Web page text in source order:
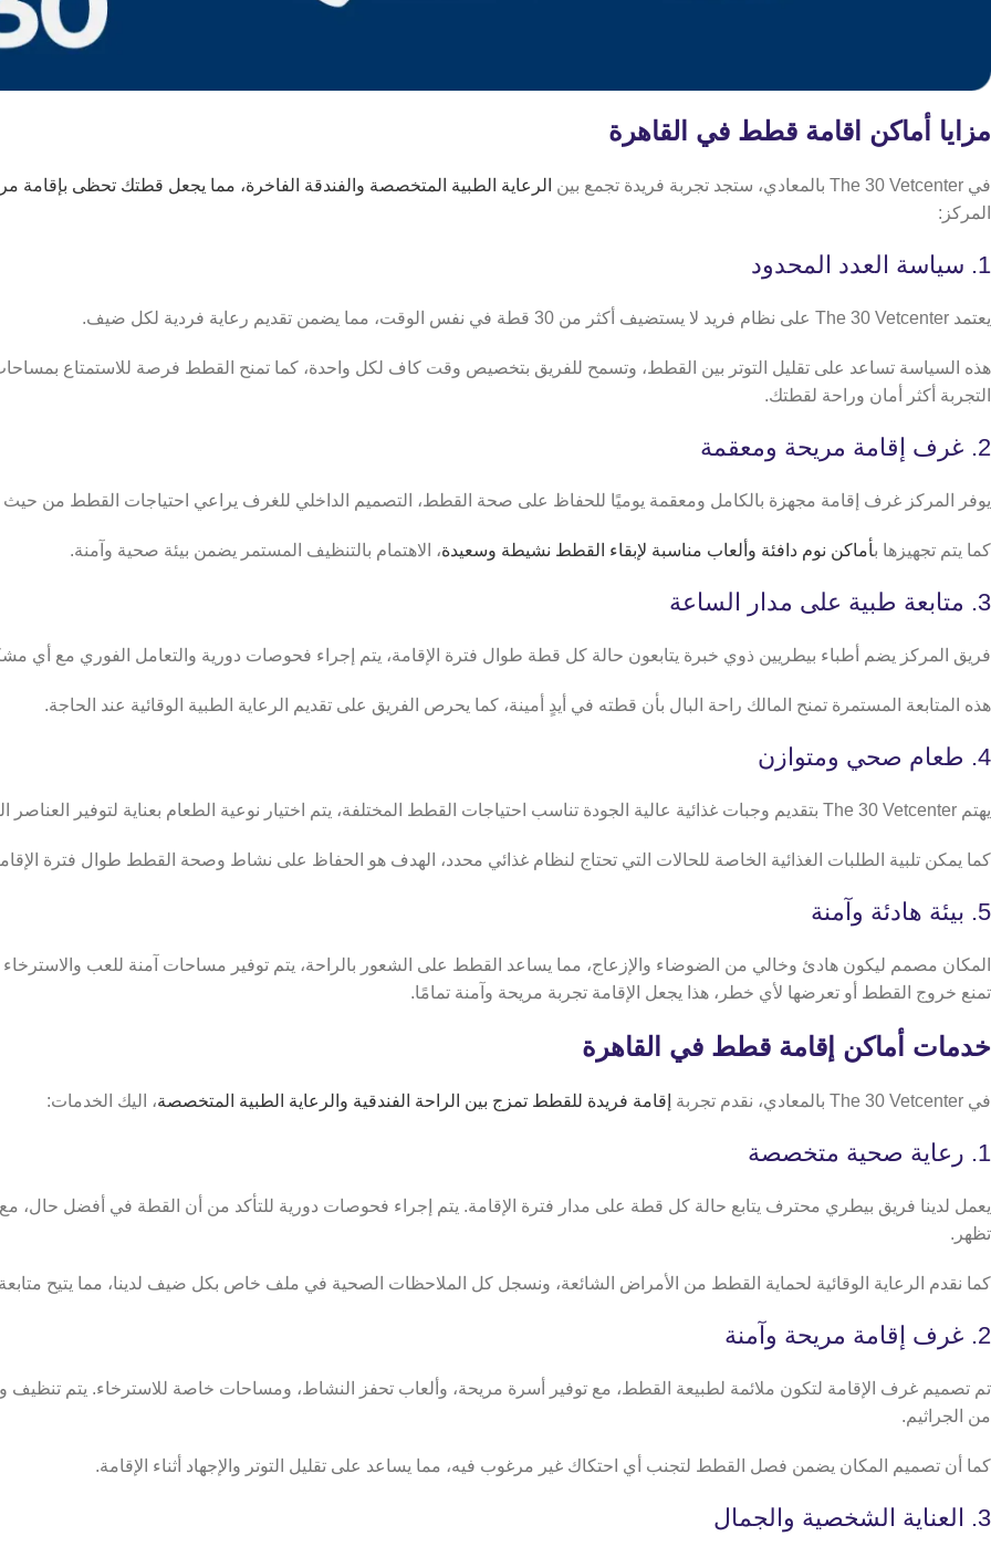
مزايا أماكن اقامة قطط في القاهرة
في The 30 Vetcenter بالمعادي، ستجد تجربة فريدة تجمع بين
الرعاية الطبية المتخصصة والفندقة الفاخرة، مما يجعل قطتك تحظى بإقامة
المركز:
1. سياسة العدد المحدود
يعتمد The 30 Vetcenter على نظام فريد لا يستضيف أكثر من 30 قطة في نفس الوقت، مما يضمن تقديم رعاية فردية لكل ضيف.
هذه السياسة تساعد على تقليل التوتر بين القطط، وتسمح للفريق بتخصيص وقت كاف لكل واحدة، كما تمنح القطط فرصة للاستمتاع بمساحات
التجربة أكثر أمان وراحة لقطتك.
2. غرف إقامة مريحة ومعقمة
يوفر المركز غرف إقامة مجهزة بالكامل ومعقمة يوميًا للحفاظ على صحة القطط، التصميم الداخلي للغرف يراعي احتياجات القطط من حيث
كما يتم تجهيزها بأماكن نوم دافئة وألعاب مناسبة لإبقاء القطط نشيطة وسعيدة، الاهتمام بالتنظيف المستمر يضمن بيئة صحية وآمنة.
3. متابعة طبية على مدار الساعة
فريق المركز يضم أطباء بيطريين ذوي خبرة يتابعون حالة كل قطة طوال فترة الإقامة، يتم إجراء فحوصات دورية والتعامل الفوري مع أي
هذه المتابعة المستمرة تمنح المالك راحة البال بأن قطته في أيدٍ أمينة، كما يحرص الفريق على تقديم الرعاية الطبية الوقائية عند الحاجة.
4. طعام صحي ومتوازن
يهتم The 30 Vetcenter بتقديم وجبات غذائية عالية الجودة تناسب احتياجات القطط المختلفة، يتم اختيار نوعية الطعام بعناية لتوفير العناصر الغذائية اللازمة لنمو وصحة القطط.
كما يمكن تلبية الطلبات الغذائية الخاصة للحالات التي تحتاج لنظام غذائي محدد، الهدف هو الحفاظ على نشاط وصحة القطط طوال فترة
5. بيئة هادئة وآمنة
المكان مصمم ليكون هادئ وخالي من الضوضاء والإزعاج، مما يساعد القطط على الشعور بالراحة، يتم توفير مساحات آمنة للعب
تمنع خروج القطط أو تعرضها لأي خطر، هذا يجعل الإقامة تجربة مريحة وآمنة تمامًا.
خدمات أماكن إقامة قطط في القاهرة
في The 30 Vetcenter بالمعادي، نقدم تجربة إقامة فريدة للقطط تمزج بين الراحة الفندقية والرعاية الطبية المتخصصة، اليك الخدمات:
1. رعاية صحية متخصصة
يعمل لدينا فريق بيطري محترف يتابع حالة كل قطة على مدار فترة الإقامة. يتم إجراء فحوصات دورية للتأكد من أن القطة في أفضل حال،
تظهر.
كما نقدم الرعاية الوقائية لحماية القطط من الأمراض الشائعة، ونسجل كل الملاحظات الصحية في ملف خاص بكل ضيف لدينا، مما يتيح
2. غرف إقامة مريحة وآمنة
تم تصميم غرف الإقامة لتكون ملائمة لطبيعة القطط، مع توفير أسرة مريحة، وألعاب تحفز النشاط، ومساحات خاصة للاسترخاء. يتم تنظيف
من الجراثيم.
كما أن تصميم المكان يضمن فصل القطط لتجنب أي احتكاك غير مرغوب فيه، مما يساعد على تقليل التوتر والإجهاد أثناء الإقامة.
3. العناية الشخصية والجمال